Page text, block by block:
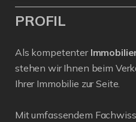
PROFIL
Als kompetenter
stehen wir Ihnen beim
Ihrer Immobilie zur Seite.
Mit umfassendem